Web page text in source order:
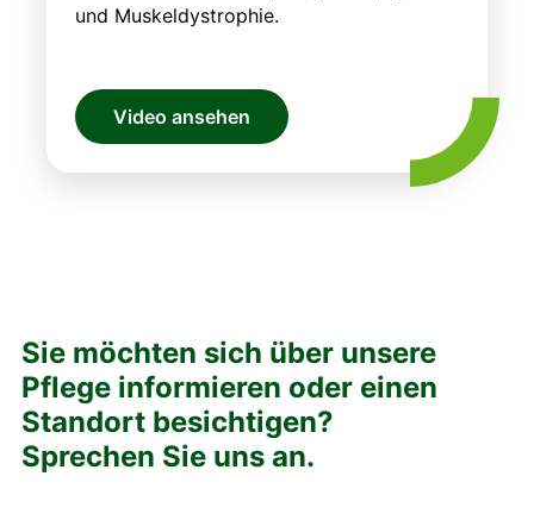
und Muskeldystrophie.
Video ansehen
Sie möchten sich über unsere
Pflege informieren oder einen
Standort besichtigen?
Sprechen Sie uns an.